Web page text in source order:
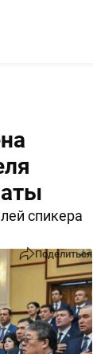
спикера
Поделиться